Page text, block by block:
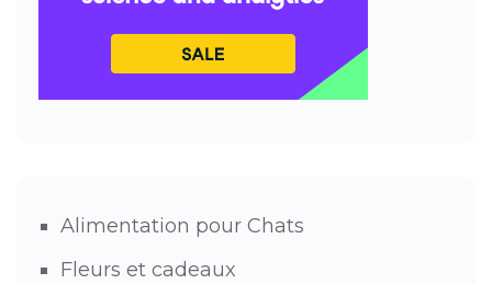
Alimentation pour Chats
Fleurs et cadeaux